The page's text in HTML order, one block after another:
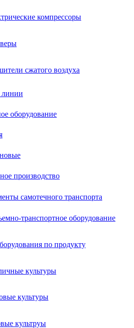
компрессоры
сжатого воздуха
оборудование
производство
самотечного транспорта
транспортное оборудование
по продукту
культуры
культуры
культруы